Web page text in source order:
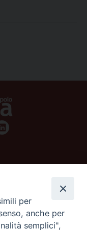
per
anche per
semplici",